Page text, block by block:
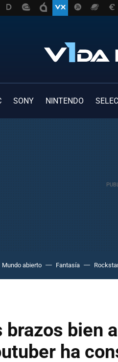
SONY NINTENDO
Mundo abierto Fantasía
brazos bien
ha